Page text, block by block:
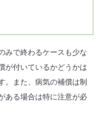
みで終わるケースも少な
が付いているかどうかは
。また、病気の補償は制
ある場合は特に注意が必